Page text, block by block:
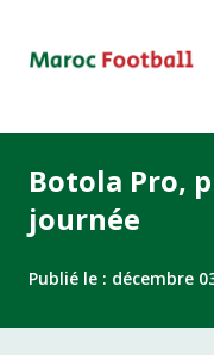
Botola Pro,
journée
Publié le : décembre